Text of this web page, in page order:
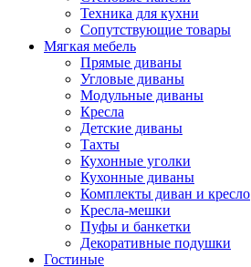
Техника для кухни
Сопутствующие товары
Мягкая мебель
Прямые диваны
Угловые диваны
Модульные диваны
Кресла
Детские диваны
Тахты
Кухонные уголки
Кухонные диваны
Комплекты диван и кресло
Кресла-мешки
Пуфы и банкетки
Декоративные подушки
Гостиные